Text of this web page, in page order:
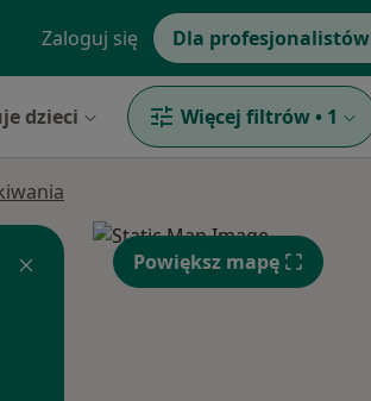
Zaloguj się Dla profesjonalistów
dzieci Więcej filtrów • 1
Powiększ mapę